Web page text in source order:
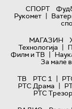
СПОРТ
Рукомет |
МАГАЗИН
Технологијa |
Филм и ТВ |
За мале
ТВ
РТС 1 |
РТС Драма |
РТС Трезор